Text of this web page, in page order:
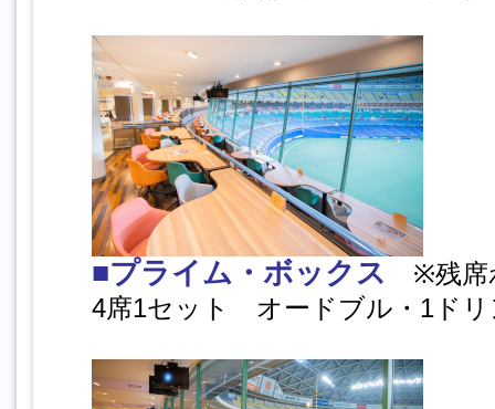
■プライム・ボックス
※残席
4席1セット オードブル・1ド